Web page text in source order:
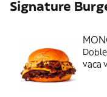
Signature
vaca